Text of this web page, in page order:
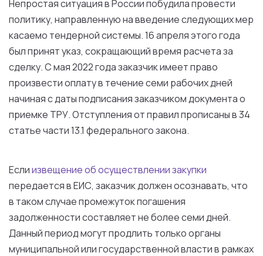
Непростая ситуациявРоссиипобудила провести
политику, направленнуюнавведениеследующихмер
касаемо тендернойсистемы.16апреляэтогогода
былпринят указ, сокращающий время расчетаза
сделку.Смая2022годазаказчикимеетправо
произвестиоплатув течениесеми рабочихдней
начинаясдатыподписаниязаказчикомдокументао
приемке ТРУ. Отступленияотправилпрописаныв34
статьечасти13.1 федеральногозакона.
Еслиизвещениеобосуществлениизакупки
передаетсявЕИС, заказчикдолженосознавать, что
в такомслучаепромежуток погашения
задолженностисоставляетнеболеесемидней.
Данныйпериодмогутпродлить толькоорганы
муниципальнойилигосударственнойвластив рамках